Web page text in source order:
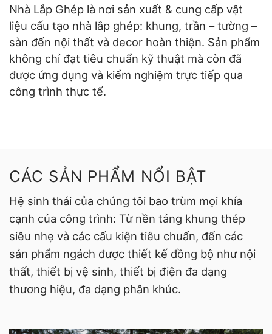
Nhà Lắp Ghép là nơi sản xuất & cung cấp vật
liệu cấu tạo nhà lắp ghép: khung, trần – tường –
sàn đến nội thất và decor hoàn thiện. Sản phẩm
không chỉ đạt tiêu chuẩn kỹ thuật mà còn đã
được ứng dụng và kiểm nghiệm trực tiếp qua
công trình thực tế.
CÁC SẢN PHẨM NỔI BẬT
Hệ sinh thái của chúng tôi bao trùm mọi khía
cạnh của công trình: Từ nền tảng khung thép
siêu nhẹ và các cấu kiện tiêu chuẩn, đến các
sản phẩm ngách được thiết kế đồng bộ như nội
thất, thiết bị vệ sinh, thiết bị điện đa dạng
thương hiệu, đa dạng phân khúc.